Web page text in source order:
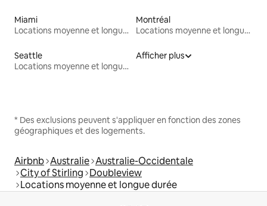
Miami
Locations moyenne et longue durée
Montréal
Locations moyenne et longue durée
Seattle
Locations moyenne et longue durée
Afficher plus
* Des exclusions peuvent s'appliquer en fonction des zones
géographiques et des logements.
Airbnb Australie Australie-Occidentale
City of Stirling Doubleview
Locations moyenne et longue durée